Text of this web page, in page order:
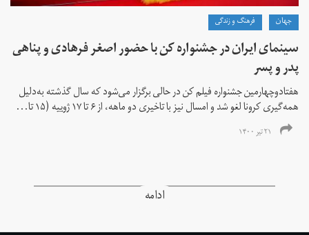
جهان فرهنگ و زندگی
سینمای ایران در جشنواره کن با حضور اصغر فرهادی و پناهی
پدر و پسر
هفتادوچهارمین جشنواره فیلم کن در حالی برگزار می‌شود که سال گذشته به‌دلیل
همه‌گیری کرونا لغو شد و امسال نیز با تاخیری دو ماهه، از ۶ تا ۱۷ ژوییه (۱۵ تا...
۲۱ تیر ۱۴۰۰
ادامه